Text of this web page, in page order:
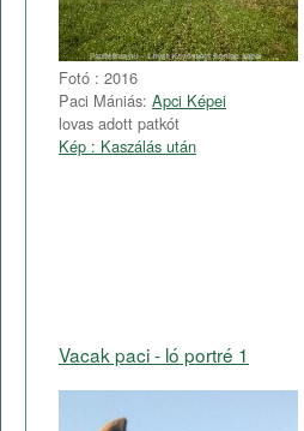
Fotó : 2016
Paci Mániás: Apci Képei
lovas adott patkót
Kép : Kaszálás után
Vacak paci - ló portré 1